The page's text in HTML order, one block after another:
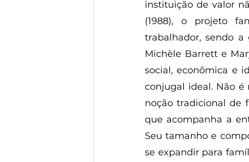
instituição de valor
(1988), o projeto
trabalhador, sendo a
Michèle Barrett e
social, econômica e
conjugal ideal. Não é
noção tradicional de
que acompanha a
Seu tamanho e
se expandir para